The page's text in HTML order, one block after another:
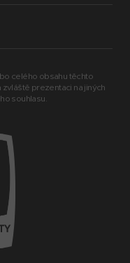
celého obsahu těchto
prezentaci na jiných
souhlasu.